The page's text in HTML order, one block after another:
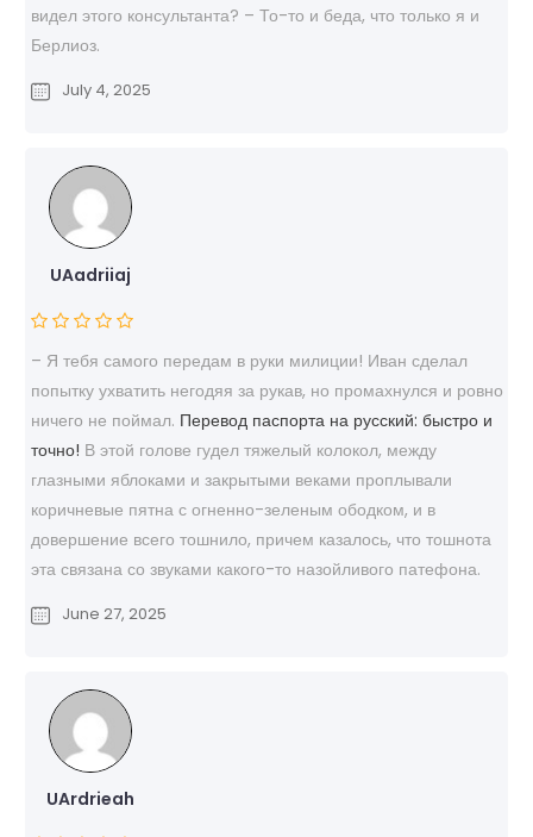
видел этого консультанта? – То-то и беда, что только я и
Берлиоз.
July 4, 2025
UAadriiaj
– Я тебя самого передам в руки милиции! Иван сделал
попытку ухватить негодяя за рукав, но промахнулся и ровно
ничего не поймал. Перевод паспорта на русский: быстро и
точно! В этой голове гудел тяжелый колокол, между
глазными яблоками и закрытыми веками проплывали
коричневые пятна с огненно-зеленым ободком, и в
довершение всего тошнило, причем казалось, что тошнота
эта связана со звуками какого-то назойливого патефона.
June 27, 2025
UArdrieah